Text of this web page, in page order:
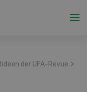
der UFA-Revue >